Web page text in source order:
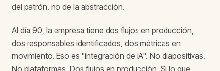
del patrón, no de la abstracción.
Al día 90, la empresa tiene dos flujos en producción,
dos responsables identificados, dos métricas en
movimiento. Eso es "integración de IA". No diapositivas.
No plataformas. Dos flujos en producción. Si lo que